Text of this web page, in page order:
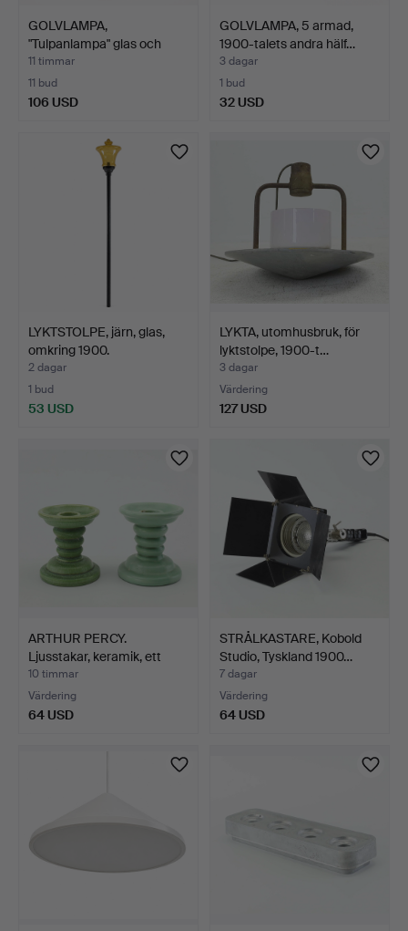
GOLVLAMPA,
"Tulpanlampa" glas och
mässing,…
11 timmar
11 bud
106 USD
GOLVLAMPA, 5 armad,
1900-talets andra hälf…
3 dagar
1 bud
32 USD
LYKTSTOLPE, järn, glas,
omkring 1900.
2 dagar
1 bud
53 USD
LYKTA, utomhusbruk, för
lyktstolpe, 1900-t…
3 dagar
Värdering
127 USD
ARTHUR PERCY.
Ljusstakar, keramik, ett
par…
10 timmar
Värdering
64 USD
STRÅLKASTARE, Kobold
Studio, Tyskland 1900…
7 dagar
Värdering
64 USD